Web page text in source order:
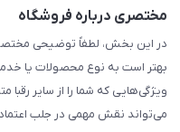
مختصری درباره فروشگاه
در این بخش، لطفاً توضیحی مختصر
بهتر است به نوع محصولات یا
ویژگی‌هایی که شما را از سایر رقبا
می‌تواند نقش مهمی در جلب اعتماد